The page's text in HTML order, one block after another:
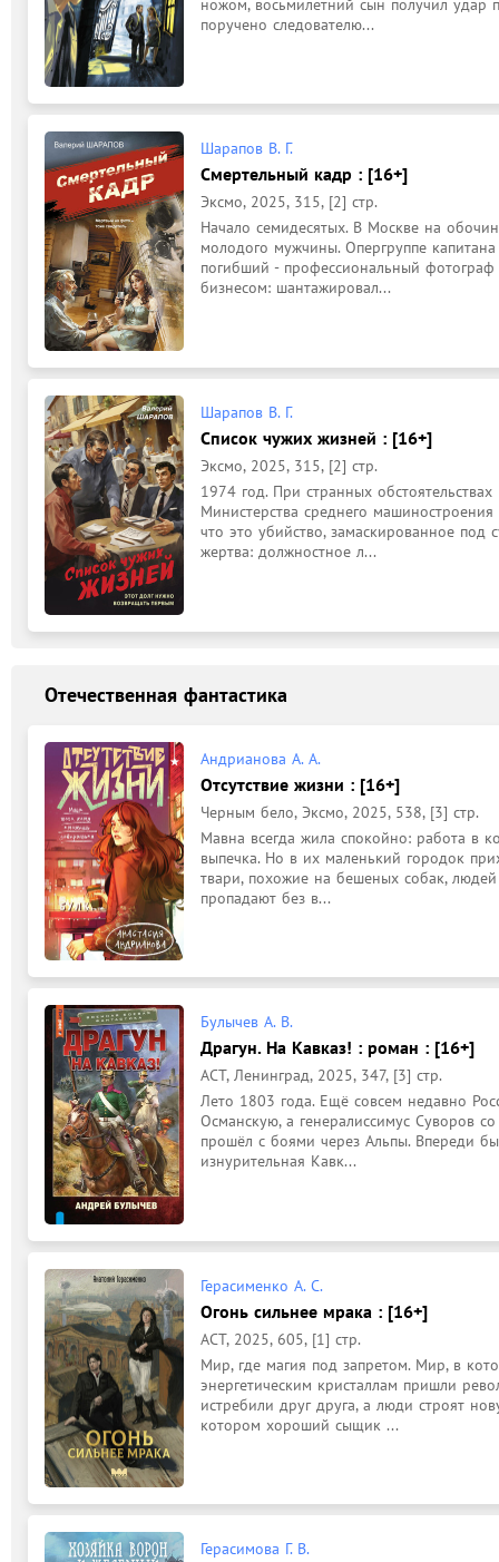
поручено следователю...
Шарапов В. Г.
Смертельный кадр : [16+]
Эксмо, 2025, 315, [2] стр.
Начало семидесятых. В Москве на
молодого мужчины. Опергруппе
погибший - профессиональный
бизнесом: шантажировал...
Шарапов В. Г.
Список чужих жизней : [16+]
Эксмо, 2025, 315, [2] стр.
1974 год. При странных
Министерства среднего
что это убийство, замаскированное под
жертва: должностное л...
Отечественная фантастика
Андрианова А. А.
Отсутствие жизни : [16+]
Черным бело, Эксмо, 2025, 538, [3] стр.
Мавна всегда жила спокойно: работа в
выпечка. Но в их маленький городок
твари, похожие на бешеных собак,
пропадают без в...
Булычев А. В.
Драгун. На Кавказ! : роман : [16+]
АСТ, Ленинград, 2025, 347, [3] стр.
Лето 1803 года. Ещё совсем недавно
Османскую, а генералиссимус Суворов
прошёл с боями через Альпы. Впереди
изнурительная Кавк...
Герасименко А. С.
Огонь сильнее мрака : [16+]
АСТ, 2025, 605, [1] стр.
Мир, где магия под запретом. Мир, в
энергетическим кристаллам пришли
истребили друг друга, а люди строят
котором хороший сыщик ...
Герасимова Г. В.